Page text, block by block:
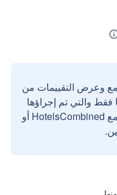
وعرض التقييمات من
فقط والتي تم إجراؤها
بواسطة مستخدمين حقيقيين مع HotelsCombined أو